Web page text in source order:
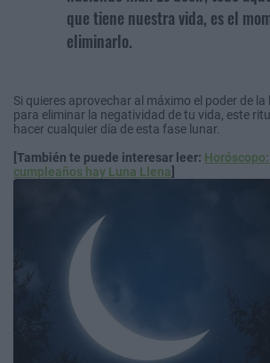
que tiene nuestra vida, es el
eliminarlo.
Si quieres aprovechar al máximo el poder de
para eliminar la negatividad de tu vida, este
hacer cualquier día de esta fase lunar.
[También te puede interesar leer:
cumpleaños hay Luna Llena